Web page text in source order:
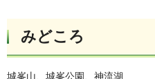
みどころ
城峯山、城峯公園、神流湖